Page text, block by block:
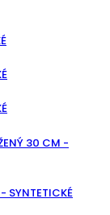
30 CM -
SYNTETICKÉ